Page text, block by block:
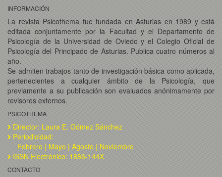
INFORMACIÓN
La revista Psicothema fue fundada en Asturias en 1989 y está
editada conjuntamente por la Facultad y el Departamento de
Psicología de la Universidad de Oviedo y el Colegio Oficial de
Psicología del Principado de Asturias. Publica cuatro números al
año.
Se admiten trabajos tanto de investigación básica como aplicada,
pertenecientes a cualquier ámbito de la Psicología, que
previamente a su publicación son evaluados anónimamente por
revisores externos.
PSICOTHEMA
Director: Laura E. Gómez Sánchez
Periodicidad:
Febrero | Mayo | Agosto | Noviembre
ISSN Electrónico: 1886-144X
CONTACTO